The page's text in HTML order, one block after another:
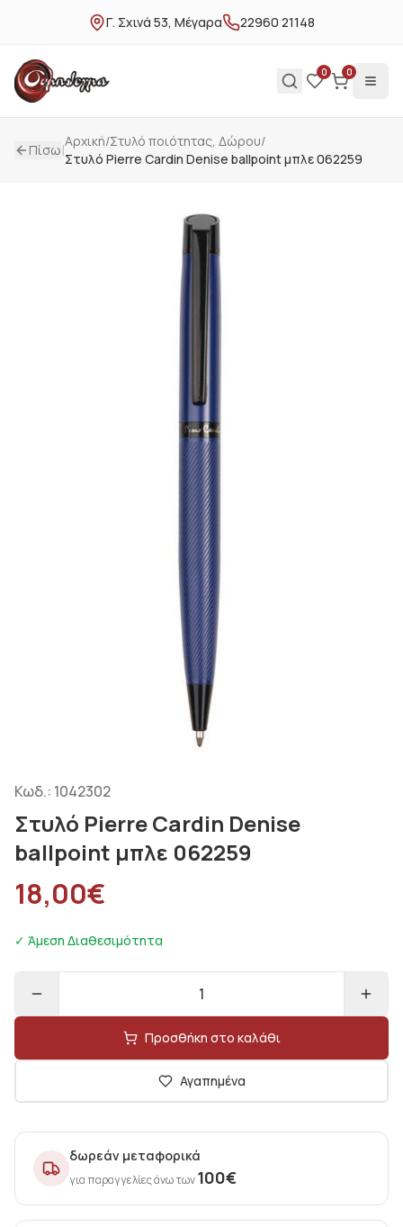
Γ. Σχινά 53, Μέγαρα 22960 21148
0 0
Πίσω|Αρχική/Στυλό ποιότητας, Δώρου/
Στυλό Pierre Cardin Denise ballpoint μπλε 062259
Κωδ.: 1042302
Στυλό Pierre Cardin Denise
ballpoint μπλε 062259
18,00€
✓ Άμεση Διαθεσιμότητα
1
Προσθήκη στο καλάθι
Αγαπημένα
δωρεάν μεταφορικά
για παραγγελίες άνω των100€